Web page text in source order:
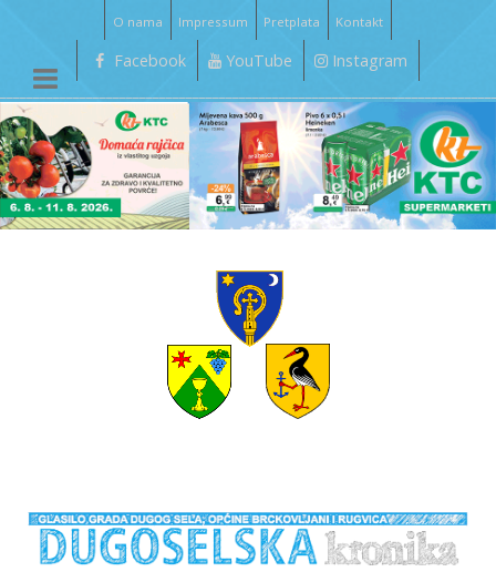
O nama Impressum Pretplata Kontakt
Facebook YouTube Instagram